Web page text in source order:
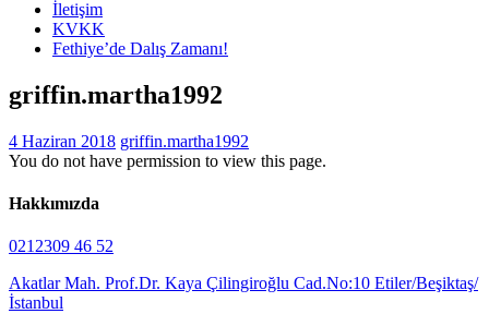
İletişim
KVKK
Fethiye’de Dalış Zamanı!
griffin.martha1992
4 Haziran 2018 griffin.martha1992
You do not have permission to view this page.
Hakkımızda
0212309 46 52
Akatlar Mah. Prof.Dr. Kaya Çilingiroğlu Cad.No:10 Etiler/Beşiktaş/
İstanbul